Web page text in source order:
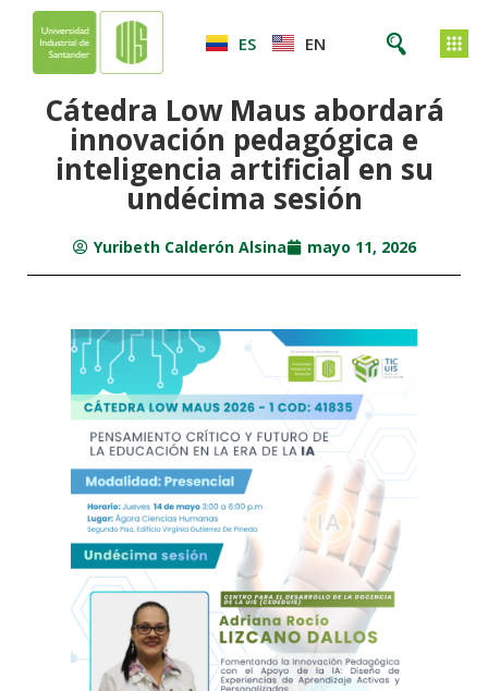
ES EN
Cátedra Low Maus abordará
innovación pedagógica e
inteligencia artificial en su
undécima sesión
Yuribeth Calderón Alsina mayo 11, 2026